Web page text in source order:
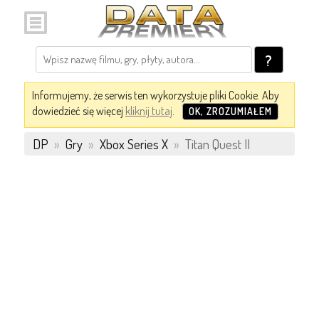
?
Informujemy, że serwis ten wykorzystuje pliki Cookie. Aby
dowiedzieć się więcej kliknij tutaj. OK, ZROZUMIAŁEM
DP » Gry » Xbox Series X » Titan Quest II